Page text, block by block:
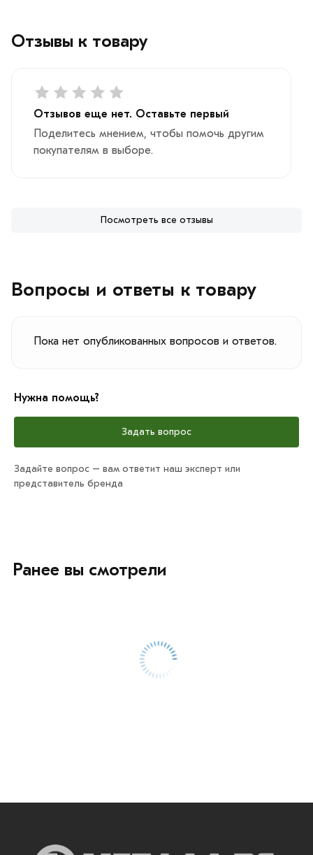
Отзывы к товару
Отзывов еще нет. Оставьте первый
Поделитесь мнением, чтобы помочь другим
покупателям в выборе.
Посмотреть все отзывы
Вопросы и ответы к товару
Пока нет опубликованных вопросов и ответов.
Нужна помощь?
Задать вопрос
Задайте вопрос – вам ответит наш эксперт или
представитель бренда
Ранее вы смотрели